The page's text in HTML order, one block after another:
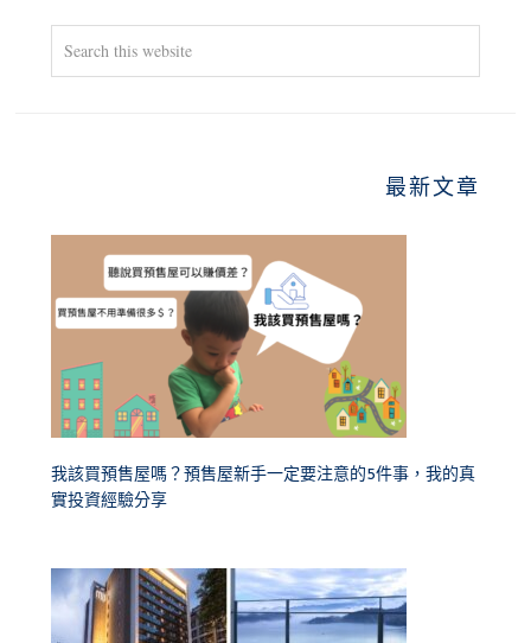
this
最新文章
我該買預售屋嗎？預售屋新手一定要注意的5件事，我的真
實投資經驗分享